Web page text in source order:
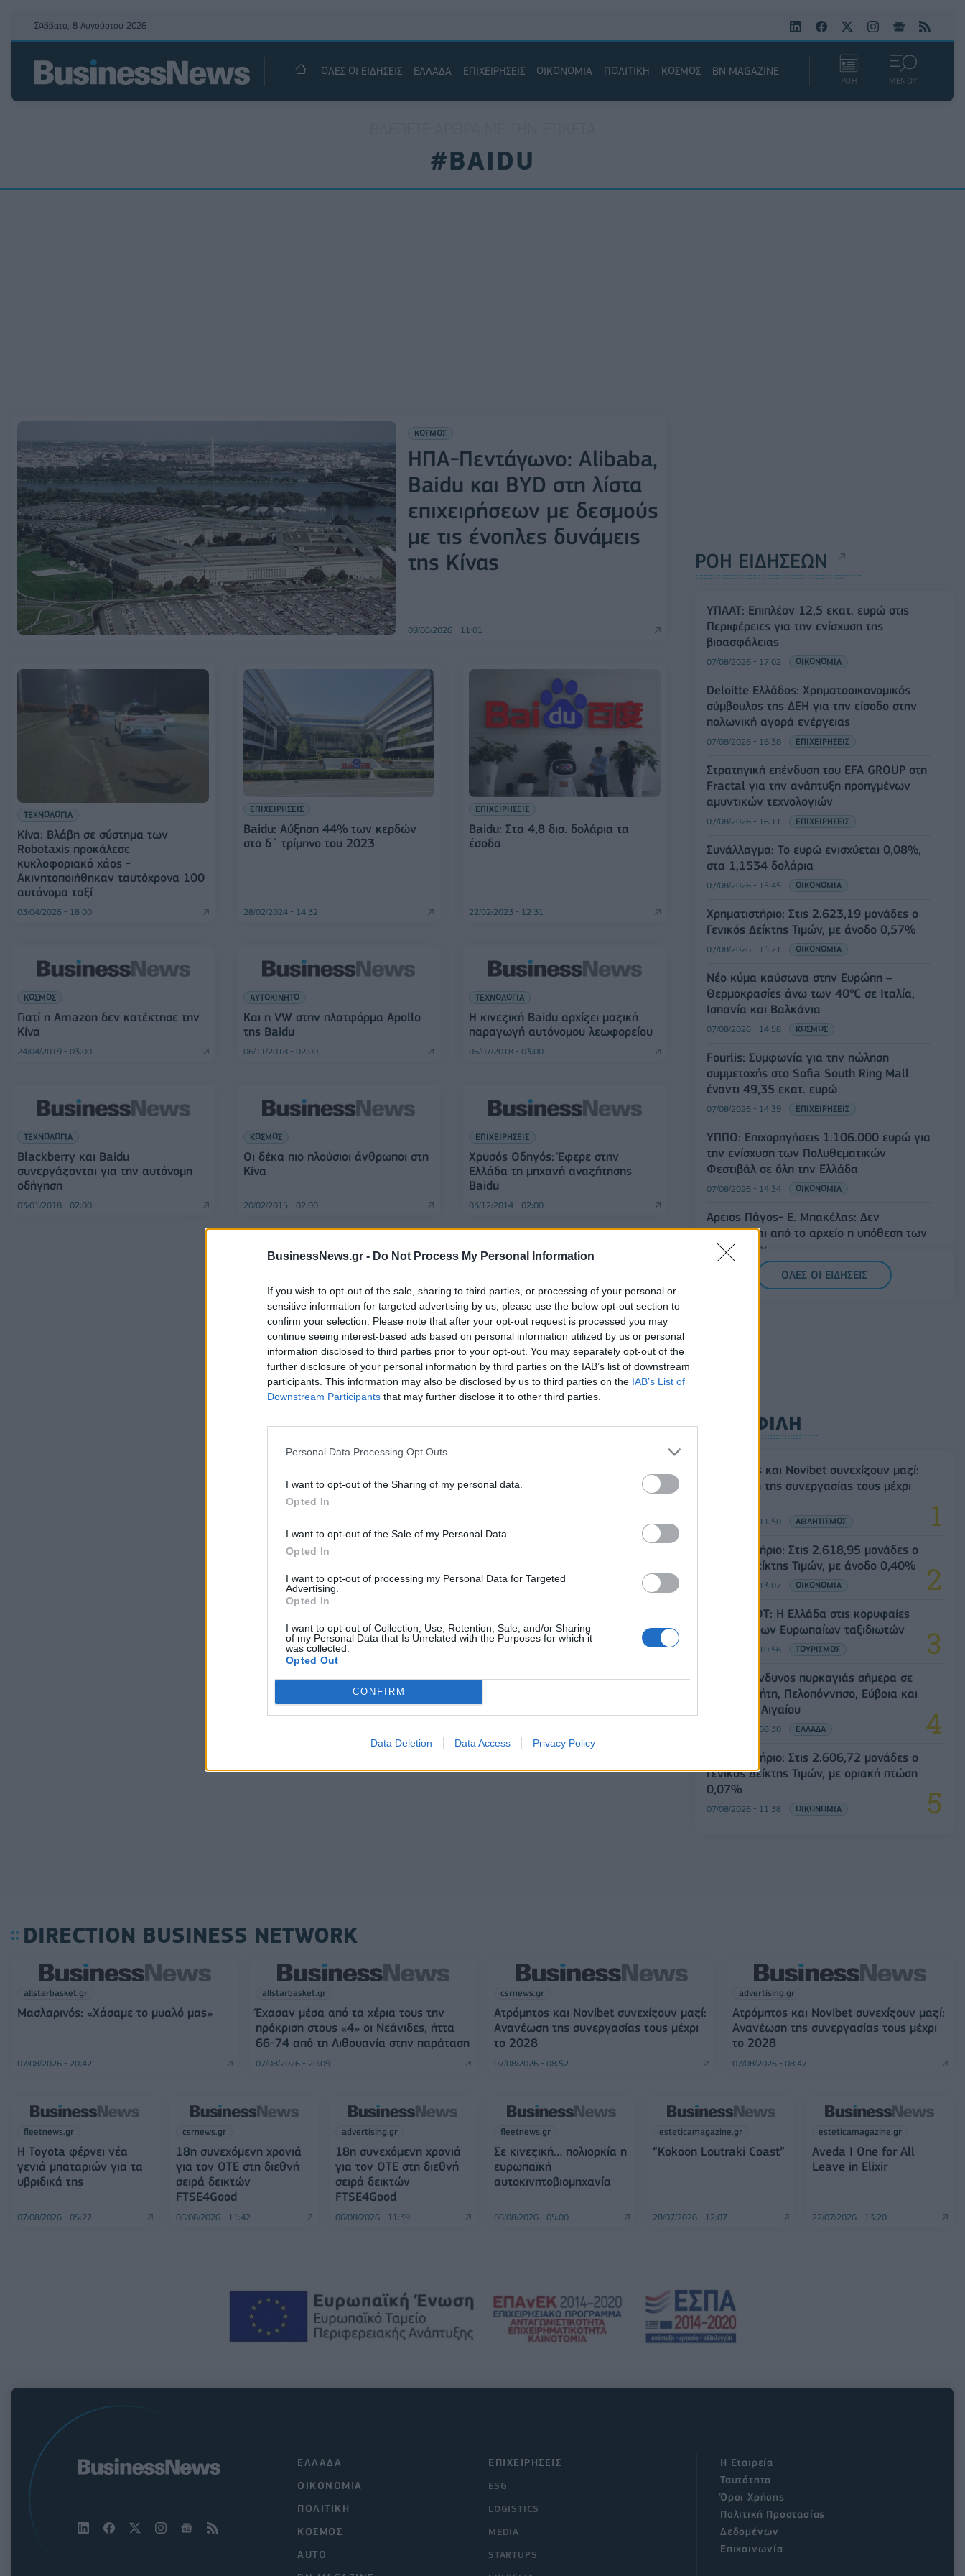
BusinessNews.gr - Do Not Process My Personal Information
If you wish to opt-out of the sale, sharing to third parties, or processing of your personal or
sensitive information for targeted advertising by us, please use the below opt-out section to
confirm your selection. Please note that after your opt-out request is processed you may
continue seeing interest-based ads based on personal information utilized by us or personal
information disclosed to third parties prior to your opt-out. You may separately opt-out of the
further disclosure of your personal information by third parties on the IAB’s list of downstream
participants. This information may also be disclosed by us to third parties on the IAB’s List of
Downstream Participants that may further disclose it to other third parties.
Personal Data Processing Opt Outs
I want to opt-out of the Sharing of my personal data.
Opted In
I want to opt-out of the Sale of my Personal Data.
Opted In
I want to opt-out of processing my Personal Data for Targeted
Advertising.
Opted In
I want to opt-out of Collection, Use, Retention, Sale, and/or Sharing
of my Personal Data that Is Unrelated with the Purposes for which it
was collected.
Opted Out
CONFIRM
Data Deletion Data Access Privacy Policy
Σάββατο, 8 Αυγούστου 2026
ΟΛΕΣ ΟΙ ΕΙΔΗΣΕΙΣ ΕΛΛΑΔΑ ΕΠΙΧΕΙΡΗΣΕΙΣ ΟΙΚΟΝΟΜΙΑ ΠΟΛΙΤΙΚΗ ΚΟΣΜΟΣ BN MAGAZINE
ΡΟΗ ΜΕΝΟΥ
#BAIDU
ΚΟΣΜΟΣ
ΗΠΑ-Πεντάγωνο: Alibaba,
Baidu και BYD στη λίστα
επιχειρήσεων με δεσμούς
με τις ένοπλες δυνάμεις
της Κίνας
09/06/2026 - 11:01
ΤΕΧΝΟΛΟΓΙΑ
Κίνα: Βλάβη σε σύστημα των
Robotaxis προκάλεσε
κυκλοφοριακό χάος -
Ακινητοποιήθηκαν ταυτόχρονα 100
αυτόνομα ταξί
03/04/2026 - 18:00
ΕΠΙΧΕΙΡΗΣΕΙΣ
Baidu: Αύξηση 44% των κερδών
στο δ΄ τρίμηνο του 2023
28/02/2024 - 14:32
ΕΠΙΧΕΙΡΗΣΕΙΣ
Baidu: Στα 4,8 δισ. δολάρια τα
έσοδα
22/02/2023 - 12:31
ΚΟΣΜΟΣ
Γιατί η Amazon δεν κατέκτησε την
Κίνα
24/04/2019 - 03:00
ΑΥΤΟΚΙΝΗΤΟ
Και η VW στην πλατφόρμα Apollo
της Baidu
06/11/2018 - 02:00
ΤΕΧΝΟΛΟΓΙΑ
Η κινεζική Baidu αρχίζει μαζική
παραγωγή αυτόνομου λεωφορείου
06/07/2018 - 03:00
ΤΕΧΝΟΛΟΓΙΑ
Blackberry και Baidu
συνεργάζονται για την αυτόνομη
οδήγηση
03/01/2018 - 02:00
ΚΟΣΜΟΣ
Οι δέκα πιο πλούσιοι άνθρωποι στη
Κίνα
20/02/2015 - 02:00
ΕΠΙΧΕΙΡΗΣΕΙΣ
Χρυσός Οδηγός: Έφερε στην
Ελλάδα τη μηχανή αναζήτησης
Baidu
03/12/2014 - 02:00
ΡΟΗ ΕΙΔΗΣΕΩΝ
ΥΠΑΑΤ: Επιπλέον 12,5 εκατ. ευρώ στις
Περιφέρειες για την ενίσχυση της
βιοασφάλειας
07/08/2026 - 17:02 ΟΙΚΟΝΟΜΙΑ
Deloitte Ελλάδος: Χρηματοοικονομικός
σύμβουλος της ΔΕΗ για την είσοδο στην
πολωνική αγορά ενέργειας
07/08/2026 - 16:38 ΕΠΙΧΕΙΡΗΣΕΙΣ
Στρατηγική επένδυση του EFA GROUP στη
Fractal για την ανάπτυξη προηγμένων
αμυντικών τεχνολογιών
07/08/2026 - 16:11 ΕΠΙΧΕΙΡΗΣΕΙΣ
Συνάλλαγμα: Το ευρώ ενισχύεται 0,08%,
στα 1,1534 δολάρια
07/08/2026 - 15:45 ΟΙΚΟΝΟΜΙΑ
Χρηματιστήριο: Στις 2.623,19 μονάδες ο
Γενικός Δείκτης Τιμών, με άνοδο 0,57%
07/08/2026 - 15:21 ΟΙΚΟΝΟΜΙΑ
Νέο κύμα καύσωνα στην Ευρώπη –
Θερμοκρασίες άνω των 40°C σε Ιταλία,
Ισπανία και Βαλκάνια
07/08/2026 - 14:58 ΚΟΣΜΟΣ
Fourlis: Συμφωνία για την πώληση
συμμετοχής στο Sofia South Ring Mall
έναντι 49,35 εκατ. ευρώ
07/08/2026 - 14:39 ΕΠΙΧΕΙΡΗΣΕΙΣ
ΥΠΠΟ: Επιχορηγήσεις 1.106.000 ευρώ για
την ενίσχυση των Πολυθεματικών
Φεστιβάλ σε όλη την Ελλάδα
07/08/2026 - 14:34 ΟΙΚΟΝΟΜΙΑ
Άρειος Πάγος- Ε. Μπακέλας: Δεν
ανασύρεται από το αρχείο η υπόθεση των
υποκλοπών
07/08/2026 - 14:11 ΕΛΛΑΔΑ
ΟΛΕΣ ΟΙ ΕΙΔΗΣΕΙΣ
ΔΗΜΟΦΙΛΗ
Ατρόμητος και Novibet συνεχίζουν μαζί:
Ανανέωση της συνεργασίας τους μέχρι
07/08/2026 - 11:50 ΑΘΛΗΤΙΣΜΟΣ
Χρηματιστήριο: Στις 2.618,95 μονάδες ο
Γενικός Δείκτης Τιμών, με άνοδο 0,40%
07/08/2026 - 13:07 ΟΙΚΟΝΟΜΙΑ
Έρευνα ΕΟΤ: Η Ελλάδα στις κορυφαίες
επιλογές των Ευρωπαίων ταξιδιωτών
07/08/2026 - 10:56 ΤΟΥΡΙΣΜΟΣ
Υψηλός κίνδυνος πυρκαγιάς σήμερα σε
Αττική, Κρήτη, Πελοπόννησο, Εύβοια και
νησιά του Αιγαίου
07/08/2026 - 08:30 ΕΛΛΑΔΑ
Χρηματιστήριο: Στις 2.606,72 μονάδες ο
Γενικός Δείκτης Τιμών, με οριακή πτώση
0,07%
07/08/2026 - 11:38 ΟΙΚΟΝΟΜΙΑ
DIRECTION BUSINESS NETWORK
allstarbasket.gr
Μασλαρινός: «Χάσαμε το μυαλό μας»
07/08/2026 - 20:42
allstarbasket.gr
Έχασαν μέσα από τα χέρια τους την
πρόκριση στους «4» οι Νεάνιδες, ήττα
66-74 από τη Λιθουανία στην παράταση
07/08/2026 - 20:09
csrnews.gr
Ατρόμητος και Novibet συνεχίζουν μαζί:
Ανανέωση της συνεργασίας τους μέχρι
το 2028
07/08/2026 - 08:52
advertising.gr
Ατρόμητος και Novibet συνεχίζουν μαζί:
Ανανέωση της συνεργασίας τους μέχρι
το 2028
07/08/2026 - 08:47
fleetnews.gr
Η Toyota φέρνει νέα
γενιά μπαταριών για τα
υβριδικά της
07/08/2026 - 05:22
csrnews.gr
18η συνεχόμενη χρονιά
για τον ΟΤΕ στη διεθνή
σειρά δεικτών
FTSE4Good
06/08/2026 - 11:42
advertising.gr
18η συνεχόμενη χρονιά
για τον ΟΤΕ στη διεθνή
σειρά δεικτών
FTSE4Good
06/08/2026 - 11:39
fleetnews.gr
Σε κινεζική… πολιορκία η
ευρωπαϊκή
αυτοκινητοβιομηχανία
06/08/2026 - 05:00
esteticamagazine.gr
“Kokoon Loutraki Coast”
28/07/2026 - 12:07
esteticamagazine.gr
Aveda I One for All
Leave in Elixir
22/07/2026 - 13:20
ΕΠΙΧΕΙΡΗΣΕΙΣ
ESG
LOGISTICS
MEDIA
STARTUPS
ΕΛΛΑΔΑ
ΟΙΚΟΝΟΜΙΑ
ΠΟΛΙΤΙΚΗ
ΚΟΣΜΟΣ
AUTO
Η Εταιρεία
Ταυτότητα
Όροι Χρήσης
Πολιτική Προστασίας
Δεδομένων
Επικοινωνία